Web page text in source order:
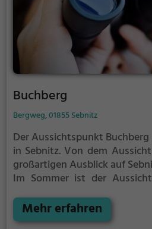
Buchberg
Bergweg, 01855 Sebnitz
Der Aussichtspunkt
in Sebnitz. Von dem
großartigen Ausblick auf
Im Sommer ist der
Wanderungen oder zum
warmen und sonnigen Tagen
Mehr erfahren